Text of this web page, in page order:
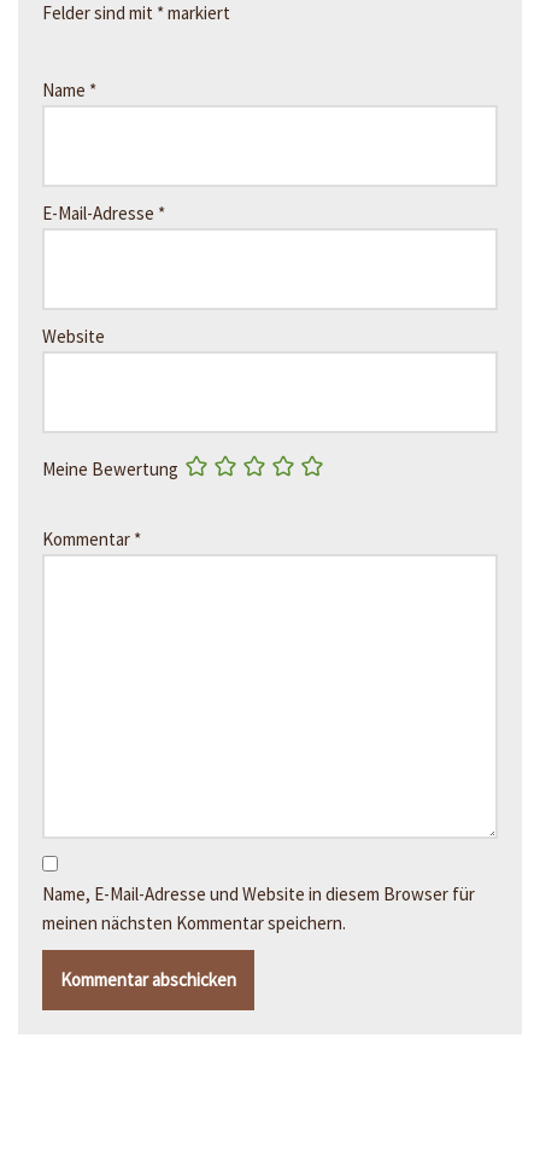
Felder sind mit *markiert
Name *
E-Mail-Adresse *
Website
Meine Bewertung
Kommentar *
Name, E-Mail-Adresse und Website in diesem Browser für
meinen nächsten Kommentar speichern.